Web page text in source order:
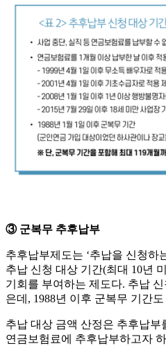
③ 군복무 추후납부
추후납부제도는 ‘추납을 신청하
추납 신청 대상 기간(최대 10년
기회를 부여하는 제도다. 추납
은데, 1988년 이후 군복무 기간
추납 대상 금액 산정은 추후납부
연금보험료에 추후납부하고자